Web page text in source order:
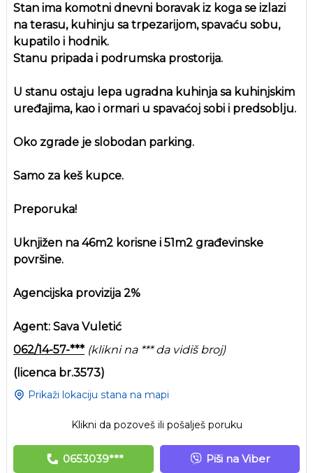
Stan ima komotni dnevni boravak iz koga se izlazi
na terasu, kuhinju sa trpezarijom, spavaću sobu,
kupatilo i hodnik.
Stanu pripada i podrumska prostorija.
U stanu ostaju lepa ugradna kuhinja sa kuhinjskim
uređajima, kao i ormari u spavaćoj sobi i predsoblju.
Oko zgrade je slobodan parking.
Samo za keš kupce.
Preporuka!
Uknjižen na 46m2 korisne i 51m2 građevinske
površine.
Agencijska provizija 2%
Agent: Sava Vuletić
062/14-57-*** (klikni na *** da vidiš broj)
(licenca br.3573)
Prikaži lokaciju stana na mapi
Klikni da pozoveš ili pošalješ poruku
0653039*** Piši na Viber